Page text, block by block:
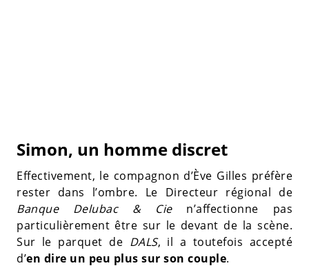
Simon, un homme discret
Effectivement, le compagnon d’Ève Gilles préfère
rester dans l’ombre. Le Directeur régional de
Banque Delubac & Cien’affectionne pas
particulièrement être sur le devant de la scène.
Sur le parquet de DALS, il a toutefois accepté
d’en dire un peu plus sur son couple.